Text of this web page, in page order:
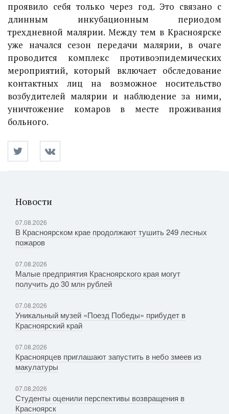
проявило себя только через год. Это связано с
длинным инкубационным периодом
трехдневной малярии. Между тем в Красноярске
уже начался сезон передачи малярии, в очаге
проводится комплекс противоэпидемических
мероприятий, который включает обследование
контактных лиц на возможное носительство
возбудителей малярии и наблюдение за ними,
уничтожение комаров в месте проживания
больного.
Новости
07.08.2026
В Красноярском крае продолжают тушить 249 лесных
пожаров
07.08.2026
Малые предприятия Красноярского края могут
получить до 30 млн рублей
07.08.2026
Уникальный музей «Поезд Победы» прибудет в
Красноярский край
07.08.2026
Красноярцев приглашают запустить в небо змеев из
макулатуры
07.08.2026
Студенты оценили перспективы возвращения в
Красноярск